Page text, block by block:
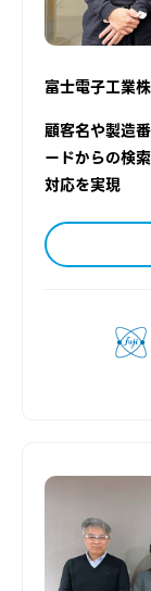
富士電子工業
顧客名や製造
ードからの検
対応を実現